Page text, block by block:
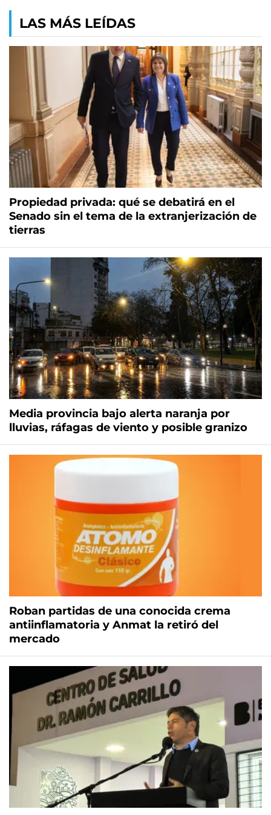
LAS MÁS LEÍDAS
Propiedad privada: qué se debatirá en el
Senado sin el tema de la extranjerización de
tierras
Media provincia bajo alerta naranja por
lluvias, ráfagas de viento y posible granizo
Roban partidas de una conocida crema
antiinflamatoria y Anmat la retiró del
mercado